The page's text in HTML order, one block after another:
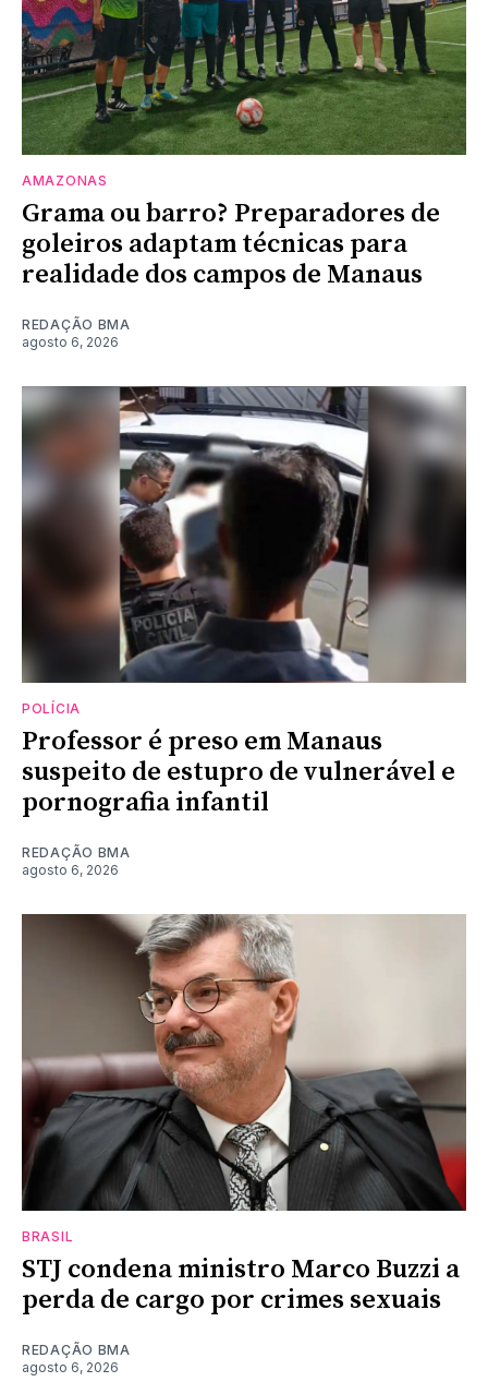
AMAZONAS
Grama ou barro? Preparadores de
goleiros adaptam técnicas para
realidade dos campos de Manaus
REDAÇÃO BMA
agosto 6, 2026
POLÍCIA
Professor é preso em Manaus
suspeito de estupro de vulnerável e
pornografia infantil
REDAÇÃO BMA
agosto 6, 2026
BRASIL
STJ condena ministro Marco Buzzi a
perda de cargo por crimes sexuais
REDAÇÃO BMA
agosto 6, 2026